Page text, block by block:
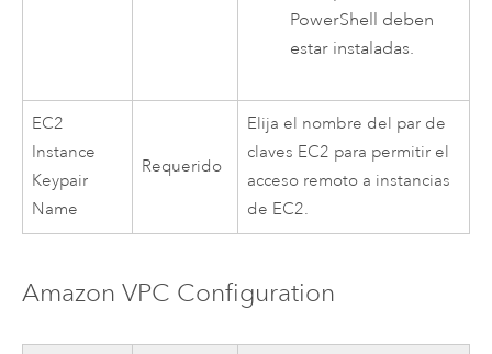
PowerShell deben
estar instaladas.
EC2
Instance
Keypair
Name
Requerido
Elija el nombre del par de
claves EC2 para permitir el
acceso remoto a instancias
de EC2.
Amazon VPC Configuration